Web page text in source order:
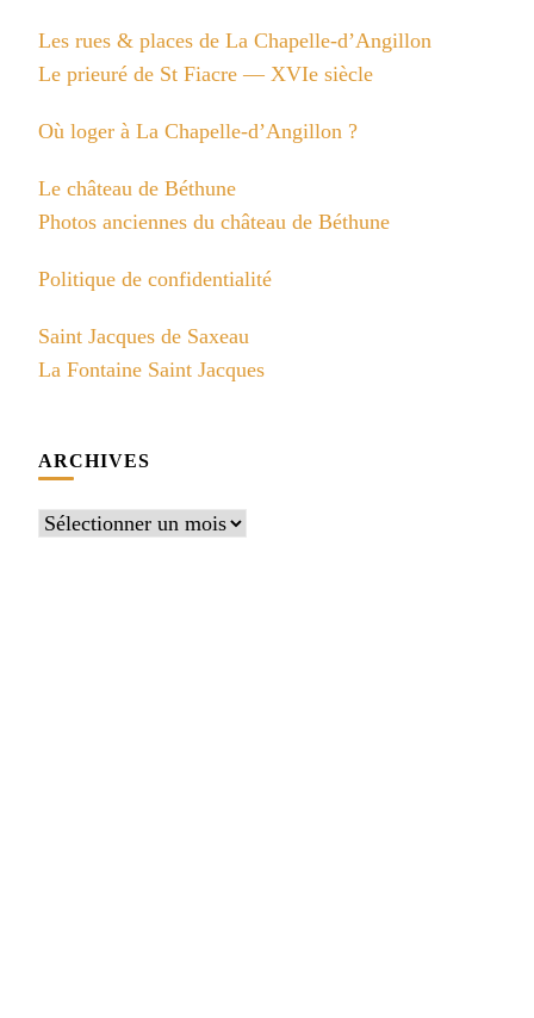
Les rues & places de La Chapelle-d’Angillon
Le prieuré de St Fiacre — XVIe siècle
Où loger à La Chapelle-d’Angillon ?
Le château de Béthune
Photos anciennes du château de Béthune
Politique de confidentialité
Saint Jacques de Saxeau
La Fontaine Saint Jacques
ARCHIVES
Archives